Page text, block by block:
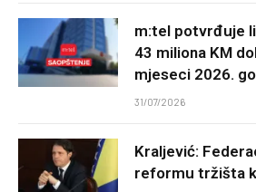
m:tel potvrđuje
43 miliona KM
mjeseci 2026.
31/07/2026
Kraljević:
reformu tržišta